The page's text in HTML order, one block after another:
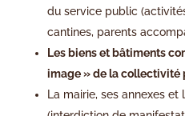
du service public
cantines, parents
Les biens et bâtiments
image » de la collectivité
La mairie, ses annexes